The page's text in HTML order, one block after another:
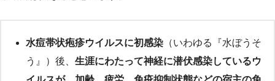
水痘帯状疱疹ウイルスに初感染 （いわゆる『水ぼうそ
う』）後、 生涯にわたって神経に潜伏感染しているウ